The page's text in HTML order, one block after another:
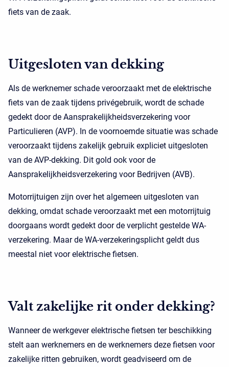
fiets van de zaak.
Uitgesloten van dekking
Als de werknemer schade veroorzaakt met de elektrische
fiets van de zaak tijdens privégebruik, wordt de schade
gedekt door de Aansprakelijkheidsverzekering voor
Particulieren (AVP). In de voornoemde situatie was schade
veroorzaakt tijdens zakelijk gebruik expliciet uitgesloten
van de AVP-dekking. Dit gold ook voor de
Aansprakelijkheidsverzekering voor Bedrijven (AVB).
Motorrijtuigen zijn over het algemeen uitgesloten van
dekking, omdat schade veroorzaakt met een motorrijtuig
doorgaans wordt gedekt door de verplicht gestelde WA-
verzekering. Maar de WA-verzekeringsplicht geldt dus
meestal niet voor elektrische fietsen.
Valt zakelijke rit onder dekking?
Wanneer de werkgever elektrische fietsen ter beschikking
stelt aan werknemers en de werknemers deze fietsen voor
zakelijke ritten gebruiken, wordt geadviseerd om de